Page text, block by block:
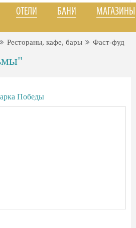
ОТЕЛИ БАНИ МАГАЗИНЫ
Рестораны, кафе, бары Фаст-фуд
Победы